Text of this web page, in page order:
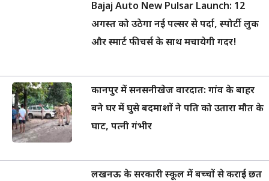
Bajaj Auto New Pulsar Launch: 12
अगस्त को उठेगा नई पल्सर से पर्दा, स्पोर्टी लुक
और स्मार्ट फीचर्स के साथ मचायेगी गदर!
कानपुर में सनसनीखेज वारदात: गांव के बाहर
बने घर में घुसे बदमाशों ने पति को उतारा मौत के
घाट, पत्नी गंभीर
लखनऊ के सरकारी स्कूल में बच्चों से कराई छत